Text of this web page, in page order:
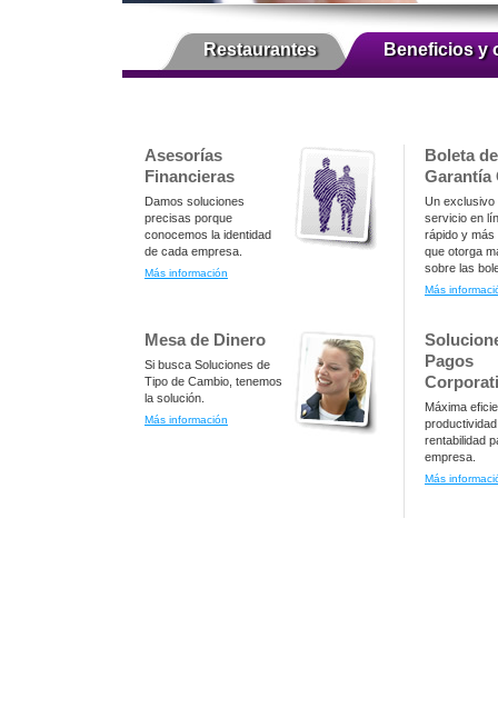
Restaurantes Beneficios y
Asesorías
Financieras
Damos soluciones
precisas porque
conocemos la identidad
de cada empresa.
Más información
Boleta de
Garantía
Un exclusivo
servicio en
rápido y más
que otorga
sobre las
Más
Mesa de Dinero
Si busca Soluciones de
Tipo de Cambio, tenemos
la solución.
Más información
Pagos
Máxima
rentabilidad
empresa.
Más